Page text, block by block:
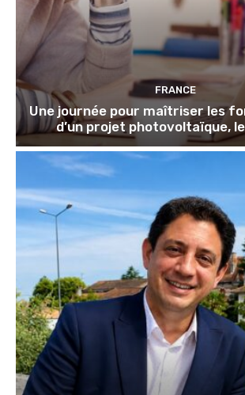
FRANCE
Une journée pour maîtriser les
d’un projet photovoltaïque,